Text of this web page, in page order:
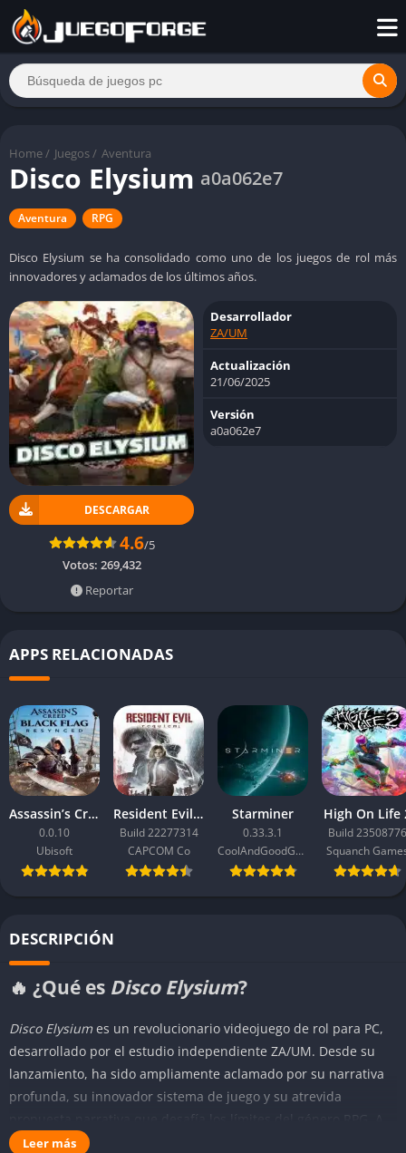
Home / Juegos / Aventura
Disco Elysium a0a062e7
Aventura RPG
Disco Elysium se ha consolidado como uno de los juegos de rol más
innovadores y aclamados de los últimos años.
DESCARGAR
4.6/5
Votos: 269,432
Reportar
Desarrollador
ZA/UM
Actualización
21/06/2025
Versión
a0a062e7
APPS RELACIONADAS
Assassin’s Creed Black Flag Resynced
0.0.10
Ubisoft
Resident Evil Requiem
Build 22277314
CAPCOM Co
Starminer
0.33.3.1
CoolAndGoodGames
High On Life
Build 23508776
Squanch
DESCRIPCIÓN
🔥 ¿Qué es Disco Elysium?
Disco Elysium es un revolucionario videojuego de rol para PC,
desarrollado por el estudio independiente ZA/UM. Desde su
lanzamiento, ha sido ampliamente aclamado por su narrativa
profunda, su innovador sistema de juego y su atrevida
propuesta narrativa que desafía los límites del género RPG. A
diferencia de la mayoría de los juegos de rol centrados en el
Leer más